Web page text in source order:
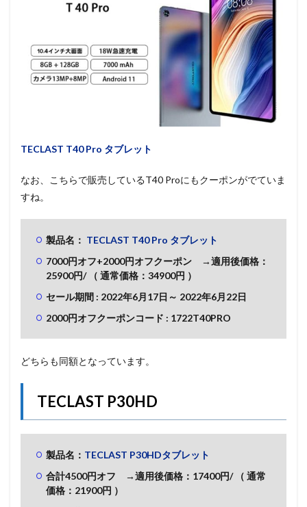
TECLAST T40 Pro タブレット
なお、こちらで販売しているT40 Proにもクーポンがでていま
すね。
製品名： TECLAST T40 Pro タブレット
7000円オフ+2000円オフクーポン →適用後価格：
25900円/
（ 通常価格：34900円 ）
セール期間 : 2022年6月17日～ 2022年6月22日
2000円オフクーポンコード : 1722T40PRO
どちらも同額となっています。
TECLAST P30HD
製品名： TECLAST P30HDタブレット
合計4500円オフ →適用後価格：17400円/
（ 通常
価格：21900円 ）